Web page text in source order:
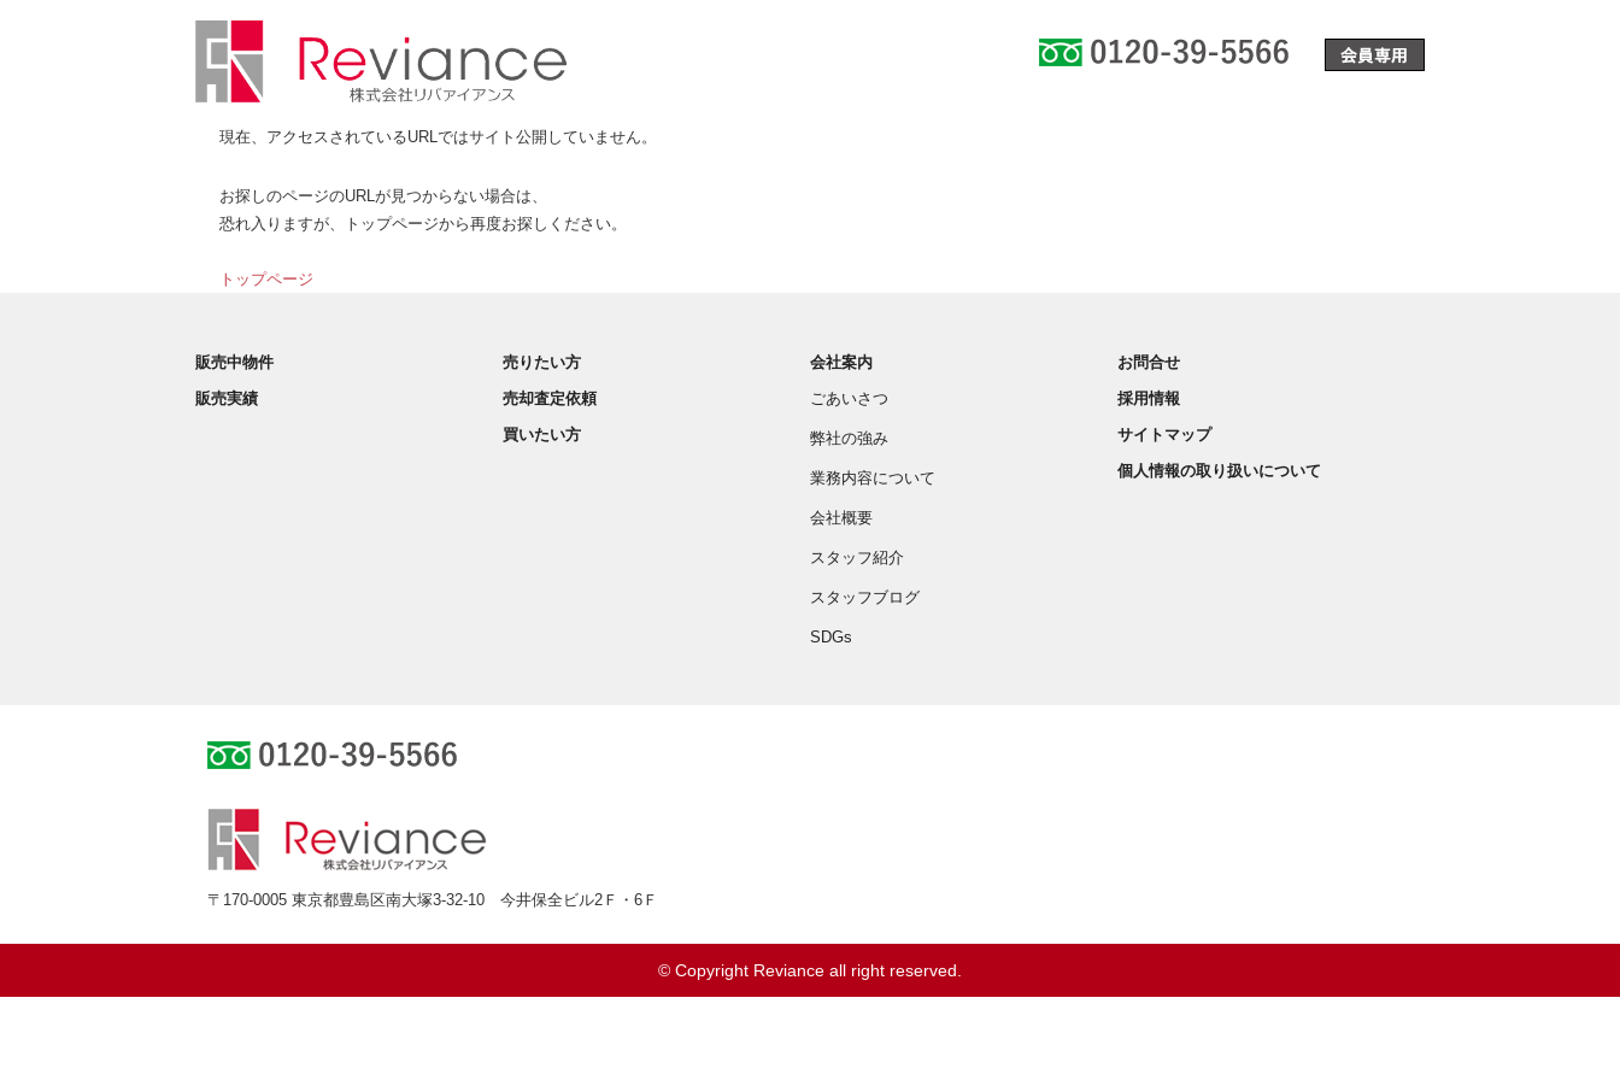
0120-39-5566
現在、アクセスされているURLではサイト公開していません。
お探しのページのURLが見つからない場合は、
恐れ入りますが、トップページから再度お探しください。
トップページ
販売中物件
販売実績
売りたい方
売却査定依頼
買いたい方
会社案内
ごあいさつ
弊社の強み
業務内容について
会社概要
スタッフ紹介
スタッフブログ
SDGs
お問合せ
採用情報
サイトマップ
個人情報の取り扱いについて
〒170-0005 東京都豊島区南大塚3-32-10 今井保全ビル2Ｆ・6Ｆ
© Copyright Reviance all right reserved.